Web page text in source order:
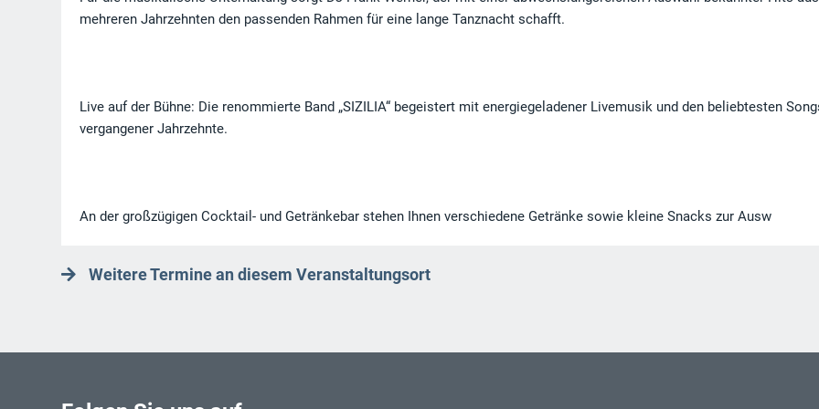
mehreren Jahrzehnten den passenden Rahmen für eine lange Tanznacht schafft.
Live auf der Bühne: Die renommierte Band „SIZILIA“ begeistert mit energiegeladener Livemusik und den beliebtesten
vergangener Jahrzehnte.
An der großzügigen Cocktail- und Getränkebar stehen Ihnen verschiedene Getränke sowie kleine Snacks zur Ausw
Weitere Termine an diesem Veranstaltungsort